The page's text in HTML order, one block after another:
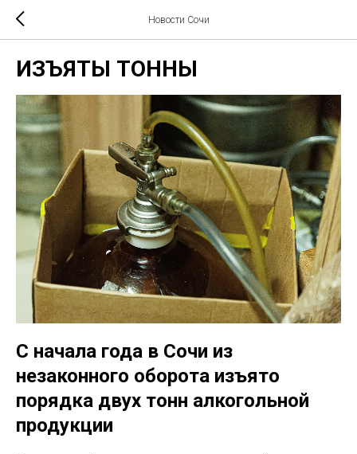
Новости Сочи
ИЗЪЯТЫ ТОННЫ
С начала года в Сочи из
незаконного оборота изъято
порядка двух тонн алкогольной
продукции